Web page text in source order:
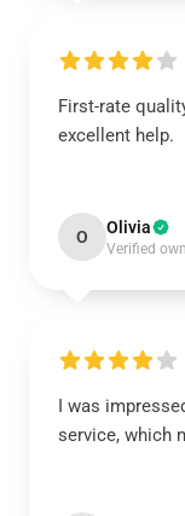
First-rate
excellent help.
O Olivia
Verified
I was
service, which